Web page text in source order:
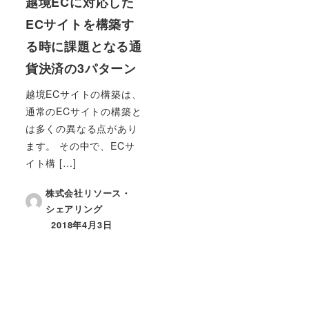
ECサイトを構築す
る時に課題となる通
貨決済の3パターン
越境ECサイトの構築は、
通常のECサイトの構築と
は多くの異なる点があり
ます。 その中で、ECサ
イト構 […]
株式会社リソース・
シェアリング
投稿日
2018年4月3日